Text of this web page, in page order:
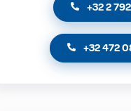
+32 2
+32 472